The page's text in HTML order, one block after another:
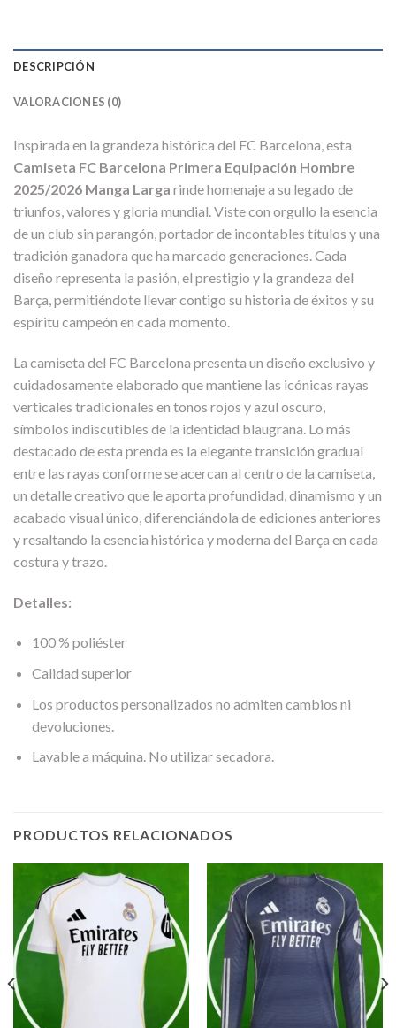
DESCRIPCIÓN
VALORACIONES (0)
Inspirada en la grandeza histórica del FC Barcelona, esta
Camiseta FC Barcelona Primera Equipación Hombre
2025/2026 Manga Larga rinde homenaje a su legado de
triunfos, valores y gloria mundial. Viste con orgullo la esencia
de un club sin parangón, portador de incontables títulos y una
tradición ganadora que ha marcado generaciones. Cada
diseño representa la pasión, el prestigio y la grandeza del
Barça, permitiéndote llevar contigo su historia de éxitos y su
espíritu campeón en cada momento.
La camiseta del FC Barcelona presenta un diseño exclusivo y
cuidadosamente elaborado que mantiene las icónicas rayas
verticales tradicionales en tonos rojos y azul oscuro,
símbolos indiscutibles de la identidad blaugrana. Lo más
destacado de esta prenda es la elegante transición gradual
entre las rayas conforme se acercan al centro de la camiseta,
un detalle creativo que le aporta profundidad, dinamismo y un
acabado visual único, diferenciándola de ediciones anteriores
y resaltando la esencia histórica y moderna del Barça en cada
costura y trazo.
Detalles:
100 % poliéster
Calidad superior
Los productos personalizados no admiten cambios ni
devoluciones.
Lavable a máquina. No utilizar secadora.
PRODUCTOS RELACIONADOS